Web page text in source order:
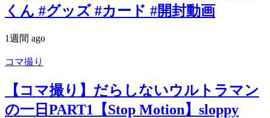
くん #グッズ #カード #開封動画
1週間 ago
コマ撮り
【コマ撮り】だらしないウルトラマン
の一日PART1【Stop Motion】sloppy